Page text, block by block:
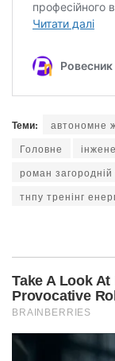
Теми: автономне
Головне
роман загородній
тнпу тренінг